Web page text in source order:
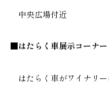
中央広場付近
■はたらく車展示コーナー
はたらく車がワイナリー